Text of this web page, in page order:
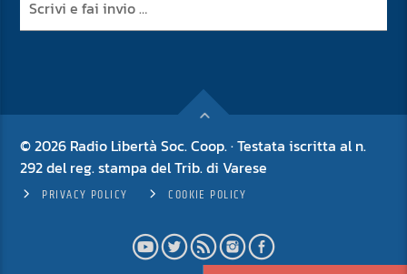
© 2026 Radio Libertà Soc. Coop. · Testata iscritta al n.
292 del reg. stampa del Trib. di Varese
PRIVACY POLICY COOKIE POLICY